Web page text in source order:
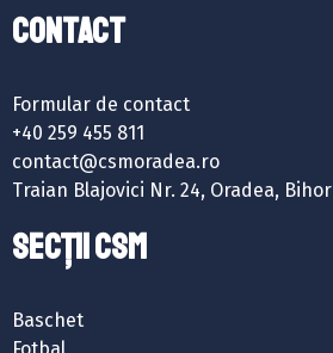
Contact
Formular de contact
+40 259 455 811
contact@csmoradea.ro
Traian Blajovici Nr. 24, Oradea, Bihor
SECȚII CSM
Baschet